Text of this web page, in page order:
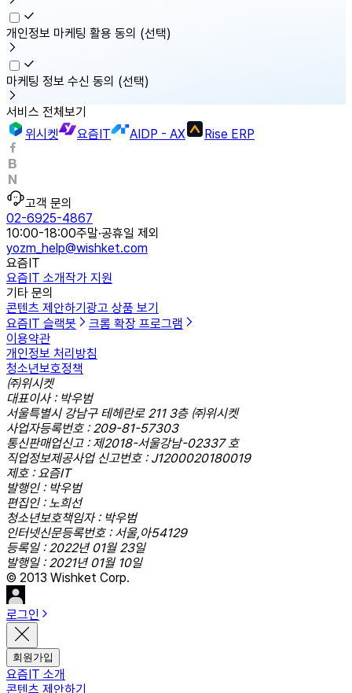
개인정보 마케팅 활용 동의 (선택)
마케팅 정보 수신 동의 (선택)
서비스 전체보기
위시켓
요즘IT AIDP - AX Rise ERP
고객 문의
02-6925-4867
10:00-18:00주말·공휴일 제외
yozm_help@wishket.com
요즘IT
요즘IT 소개작가 지원
기타 문의
콘텐츠 제안하기광고 상품 보기
요즘IT 슬랙봇
크롬 확장 프로그램
이용약관
개인정보 처리방침
청소년보호정책
㈜위시켓
대표이사 : 박우범
서울특별시 강남구 테헤란로 211 3층 ㈜위시켓
사업자등록번호 : 209-81-57303
통신판매업신고 : 제2018-서울강남-02337 호
직업정보제공사업 신고번호 : J1200020180019
제호 : 요즘IT
발행인 : 박우범
편집인 : 노희선
청소년보호책임자 : 박우범
인터넷신문등록번호 : 서울,아54129
등록일 : 2022년 01월 23일
발행일 : 2021년 01월 10일
© 2013 Wishket Corp.
로그인
회원가입
요즘IT 소개
콘텐츠 제안하기